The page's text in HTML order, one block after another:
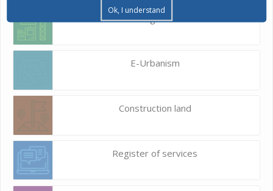
Building Permit
E-Urbanism
Construction land
Register of services
Ok, I understand